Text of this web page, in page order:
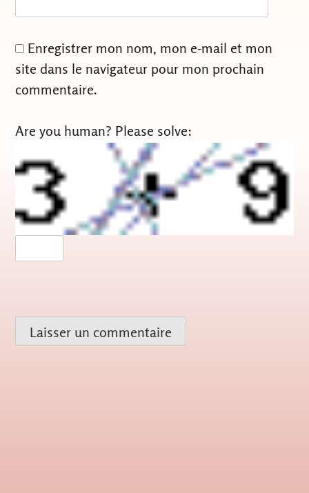
Enregistrer mon nom, mon e-mail et mon
site dans le navigateur pour mon prochain
commentaire.
Are you human? Please solve: